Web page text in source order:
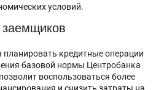
условий.
кредитные операции
базовой нормы Центробанка
воспользоваться более